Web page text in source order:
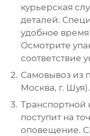
курьерская
деталей.
удобное время
Осмотрите
соответствие
Самовывоз из
Москва, г. Шуя).
Транспортной
поступит на
оповещение.